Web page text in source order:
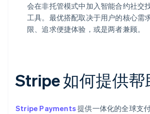
会在非托管模式中加入智能合约社交
工具。最优搭配取决于用户的核心需
限、追求便捷体验，或是两者兼顾。
Stripe 如何提供帮
Stripe Payments提供一体化的全球支